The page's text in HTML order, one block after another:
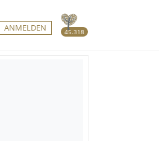
45.318
ANMELDEN